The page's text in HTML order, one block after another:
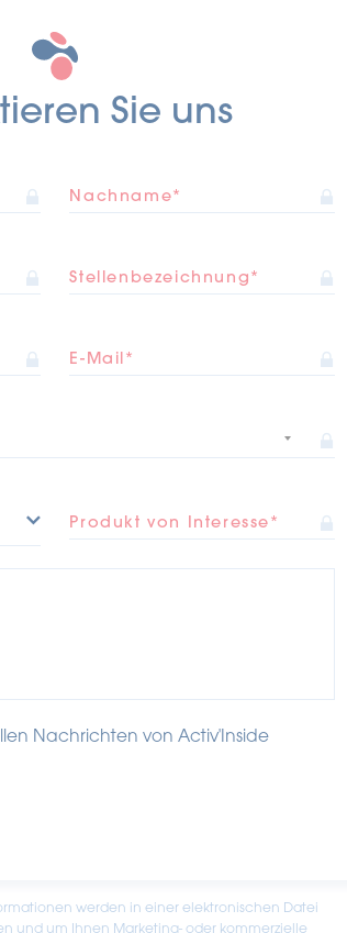
Sie uns
Nachname*
Stellenbezeichnung*
E-Mail*
Produkt von Interesse*
Nachrichten von Activ'Inside
werden in einer elektronischen Datei
und um Ihnen Marketing- oder kommerzielle